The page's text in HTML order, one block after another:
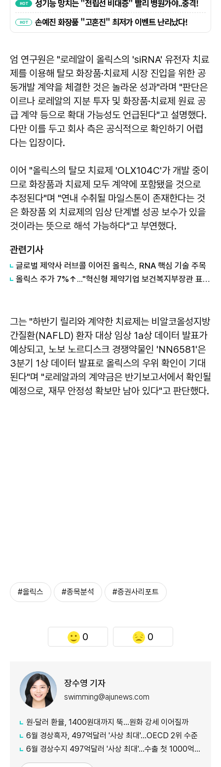
엄 연구원은 "로레알이 올릭스의 'siRNA' 유전자 치료
제를 이용해 탈모 화장품·치료제 시장 진입을 위한 공
동개발 계약을 체결한 것은 놀라운 성과"라며 "판단은
이르나 로레알의 지분 투자 및 화장품·치료제 원료 공
급 계약 등으로 확대 가능성도 언급된다"고 설명했다.
다만 이를 두고 회사 측은 공식적으로 확인하기 어렵
다는 입장이다.
이어 "올릭스의 탈모 치료제 'OLX104C'가 개발 중이
므로 화장품과 치료제 모두 계약에 포함됐을 것으로
추정된다"며 "연내 수취될 마일스톤이 존재한다는 것
은 화장품 외 치료제의 임상 단계별 성공 보수가 있을
것이라는 뜻으로 해석 가능하다"고 부연했다.
관련기사
글로벌 제약사 러브콜 이어진 올릭스, RNA 핵심 기술 주목
올릭스 주가 7%↑..."혁신형 제약기업 보건복지부장관 표창 수상"
그는 "하반기 릴리와 계약한 치료제는 비알코올성지방
간질환(NAFLD) 환자 대상 임상 1a상 데이터 발표가
예상되고, 노보 노르디스크 경쟁약물인 'NN6581'은
3분기 1상 데이터 발표로 올릭스의 우위 확인이 기대
된다"며 "로레알과의 계약금은 반기보고서에서 확인될
예정으로, 재무 안정성 확보만 남아 있다"고 판단했다.
#올릭스 #종목분석 #증권사리포트
0 0
장수영 기자
swimming@ajunews.com
원·달러 환율, 1400원대까지 뚝…원화 강세 이어질까
6월 경상흑자, 497억달러 '사상 최대'…OECD 2위 수준
6월 경상수지 497억달러 '사상 최대'…수출 첫 1000억달러 돌파